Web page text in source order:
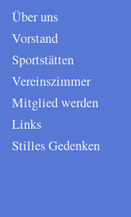
Über uns
Vorstand
Sportstätten
Vereinszimmer
Mitglied werden
Links
Stilles Gedenken